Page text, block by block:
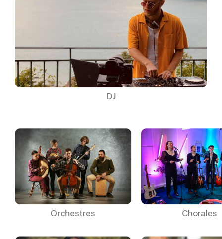
DJ
Orchestres Chorales